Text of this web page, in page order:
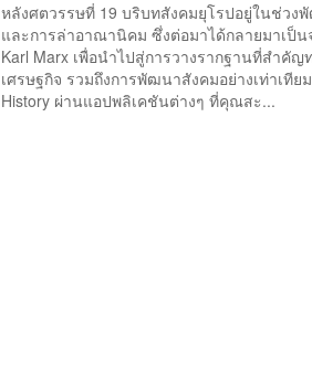
หลังศตวรรษที่ 19 บริบทสังคมยุโรปอยู่ในช่วง
และการล่าอาณานิคม ซึ่งต่อมาได้กลายมาเป็
Karl Marx เพื่อนำไปสู่การวางรากฐานที่สำคั
เศรษฐกิจ รวมถึงการพัฒนาสังคมอย่างเท่าเ
History ผ่านแอปพลิเคชันต่างๆ ที่คุณสะ...